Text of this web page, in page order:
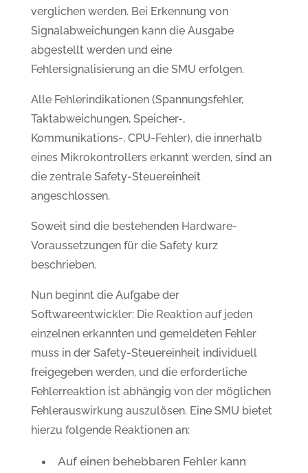
verglichen werden. Bei Erkennung von
Signalabweichungen kann die Ausgabe
abgestellt werden und eine
Fehlersignalisierung an die SMU erfolgen.
Alle Fehlerindikationen (Spannungsfehler,
Taktabweichungen, Speicher-,
Kommunikations-, CPU-Fehler), die innerhalb
eines Mikrokontrollers erkannt werden, sind an
die zentrale Safety-Steuereinheit
angeschlossen.
Soweit sind die bestehenden Hardware-
Voraussetzungen für die Safety kurz
beschrieben.
Nun beginnt die Aufgabe der
Softwareentwickler: Die Reaktion auf jeden
einzelnen erkannten und gemeldeten Fehler
muss in der Safety-Steuereinheit individuell
freigegeben werden, und die erforderliche
Fehlerreaktion ist abhängig von der möglichen
Fehlerauswirkung auszulösen. Eine SMU bietet
hierzu folgende Reaktionen an:
Auf einen behebbaren Fehler kann